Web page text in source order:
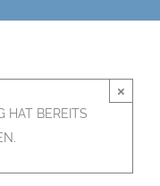
×
HAT BEREITS